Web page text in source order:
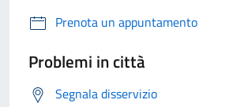
Prenota un appuntamento
Problemi in città
Segnala disservizio